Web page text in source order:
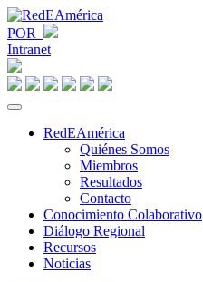
POR
Intranet
RedEAmérica
Quiénes Somos
Miembros
Resultados
Contacto
Conocimiento Colaborativo
Diálogo Regional
Recursos
Noticias